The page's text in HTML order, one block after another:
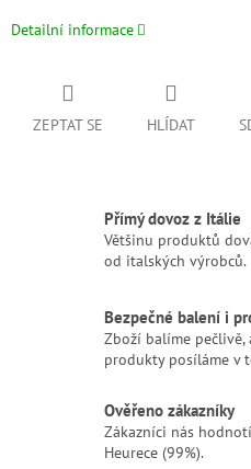
Detailní informace
ZEPTAT SE HLÍDAT
Přímý dovoz z Itálie
Většinu produktů
od italských výrobců.
Bezpečné balení i
Zboží balíme pečlivě,
produkty posíláme v
Ověřeno zákazníky
Zákazníci nás
Heurece (99%).